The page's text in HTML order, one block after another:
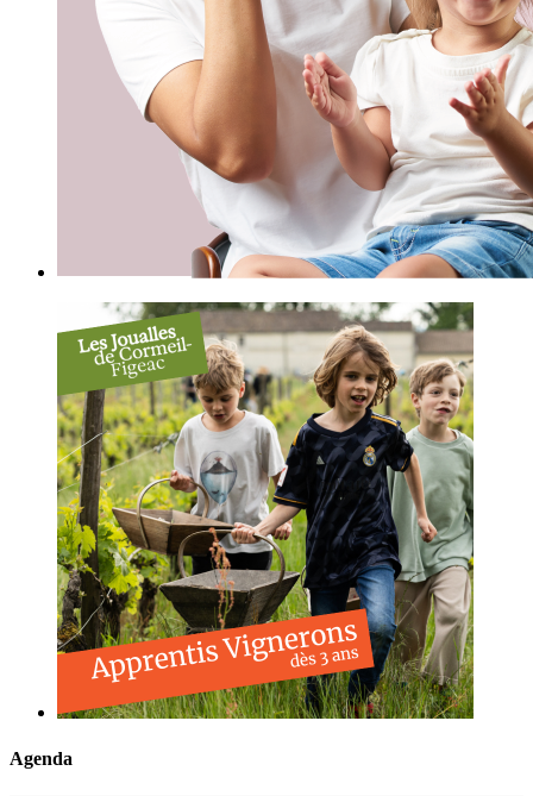
Agenda